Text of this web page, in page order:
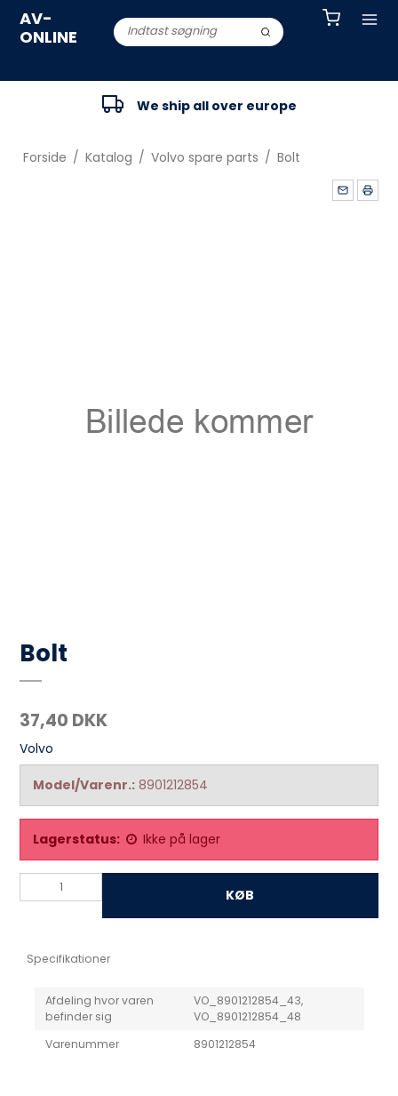
AV-
ONLINE
We ship all over europe
Forside / Katalog / Volvo spare parts / Bolt
Bolt
37,40 DKK
Volvo
Model/Varenr.: 8901212854
Lagerstatus: Ikke på lager
KØB
Specifikationer
Afdeling hvor varen
befinder sig
VO_8901212854_43,
VO_8901212854_48
Varenummer
8901212854